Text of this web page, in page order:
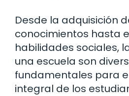
Desde la adquisición
conocimientos hasta
habilidades sociales,
una escuela son
fundamentales para
integral de los